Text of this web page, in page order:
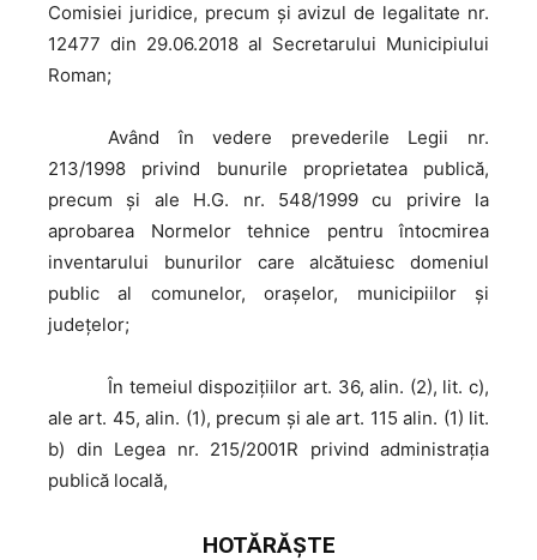
Comisiei juridice, precum şi avizul de legalitate nr.
12477 din 29.06.2018 al Secretarului Municipiului
Roman;
Având în vedere prevederile Legii nr.
213/1998 privind bunurile proprietatea publică,
precum şi ale H.G. nr. 548/1999 cu privire la
aprobarea Normelor tehnice pentru întocmirea
inventarului bunurilor care alcătuiesc domeniul
public al comunelor, oraşelor, municipiilor şi
judeţelor;
În temeiul dispoziţiilor art. 36, alin. (2), lit. c),
ale art. 45, alin. (1), precum şi ale art. 115 alin. (1) lit.
b) din Legea nr. 215/2001R privind administraţia
publică locală,
HOTĂRĂŞTE